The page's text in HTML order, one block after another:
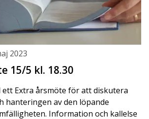
2023
15/5 kl. 18.30
ett Extra årsmöte för att diskutera
hanteringen av den löpande
Information och kallelse